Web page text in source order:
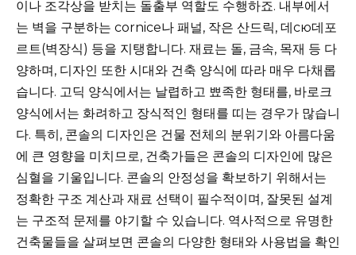
이나 조각상을 받치는 돌출부 역할도 수행하죠. 내부에서
는 벽을 구분하는 cornice나 패널, 작은 산드릭, 데сю데포
르트(벽장식) 등을 지탱합니다. 재료는 돌, 금속, 목재 등 다
양하며, 디자인 또한 시대와 건축 양식에 따라 매우 다채롭
습니다. 고딕 양식에서는 날렵하고 뾰족한 형태를, 바로크
양식에서는 화려하고 장식적인 형태를 띠는 경우가 많습니
다. 특히, 콘솔의 디자인은 건물 전체의 분위기와 아름다움
에 큰 영향을 미치므로, 건축가들은 콘솔의 디자인에 많은
심혈을 기울입니다. 콘솔의 안정성을 확보하기 위해서는
정확한 구조 계산과 재료 선택이 필수적이며, 잘못된 설계
는 구조적 문제를 야기할 수 있습니다. 역사적으로 유명한
건축물들을 살펴보면 콘솔의 다양한 형태와 사용법을 확인